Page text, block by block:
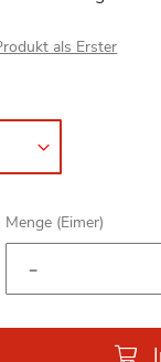
als Erster
Menge (Eimer)